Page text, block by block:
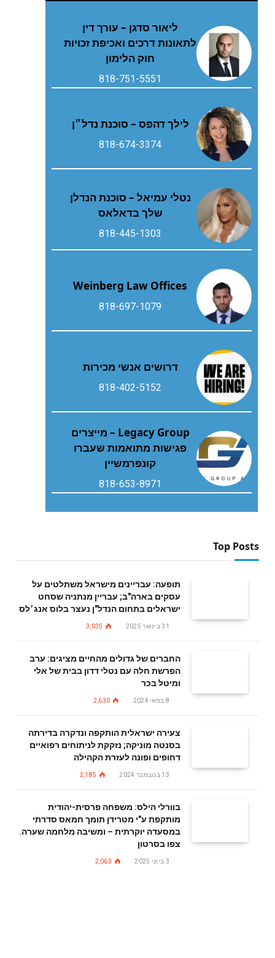
ליאור סדגן – עורך דין
לתאונות דרכים ואכיפת זכויות
חוק הלימון
818-751-5551
לילך דהפס – סוכנת נדל״ן
818-674-3374
נטלי עמיאל – סוכנת הנדלן
שלך בדאלאס
818-445-1303
Weinberg Law Offices
818-697-1079
דרושים אנשי מכירות
818-402-5152
Legacy Group – מייצרים
פגישות מתואמות שעברו
קונפרמשיין
818-653-8971
Top Posts
תופעה: עבריינים מישראל משתלטים על
עסקים בארה"ב; עבריין מנתניה שסחט
ישראלים בתחום הנדל"ן נעצר בלוס אנג׳לס
31 בינואר 2025 3,035
החברים של גדולים מהחיים מציגים: ערב
הפרשת חלה עם נטלי דדון בבית של אלי
ומיטל בכר
8 במאי 2024 2,630
צעירה ישראלית הותקפה ונדקרה בדירתה
בסנטה מוניקה; נזקקת לניתוחים רפואיים
דחופים ופונה לעזרת הקהילה
13 בנובמבר 2024 2,185
בוורלי הילס: משפחה פרסית-יהודית
מותקפת ע"י מטרידן תומך חמאס סדרתי
במסעדה יוקרתית – ומשיבה מלחמה שערה.
צפו בסרטון
3 ביוני 2025 2,063